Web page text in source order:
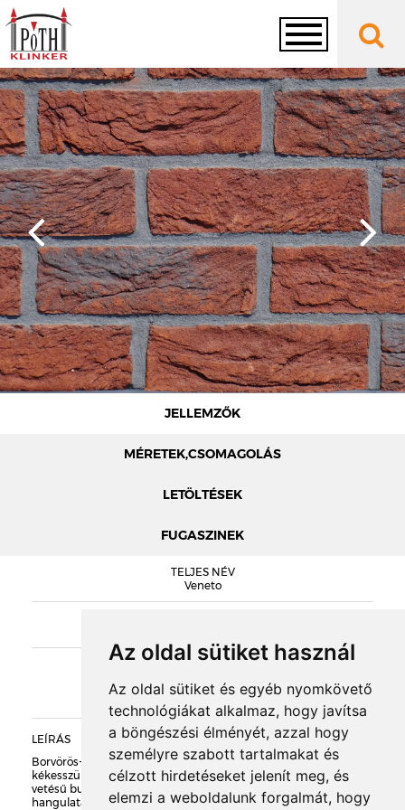
Az oldal sütiket használ
Az oldal sütiket és egyéb nyomkövető
technológiákat alkalmaz, hogy javítsa
a böngészési élményét, azzal hogy
személyre szabott tartalmakat és
célzott hirdetéseket jelenít meg, és
elemzi a weboldalunk forgalmát, hogy
Toggle
navigation
JELLEMZŐK
MÉRETEK,CSOMAGOLÁS
LETÖLTÉSEK
FUGASZINEK
TELJES NÉV
Veneto
KIEGÉSZÍTŐK
LEÍRÁS
Borvörös-bordó enyhén átmenetes alapon markáns
kékesszürke foltokkal díszített, durván rusztikus felületű, kézi
vetésű burkolótégla és homlokzatburkoló lap. Angol épületek
hangulatát idéző, klasszikus típus.
MÉRETEK
DOBOZOLÁS
TÖMEG
NELISSEN KATALÓGUS